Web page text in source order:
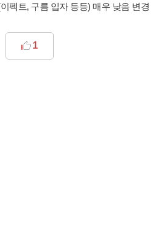
펙트, 구름 입자 등등) 매우 낮음 변경
1